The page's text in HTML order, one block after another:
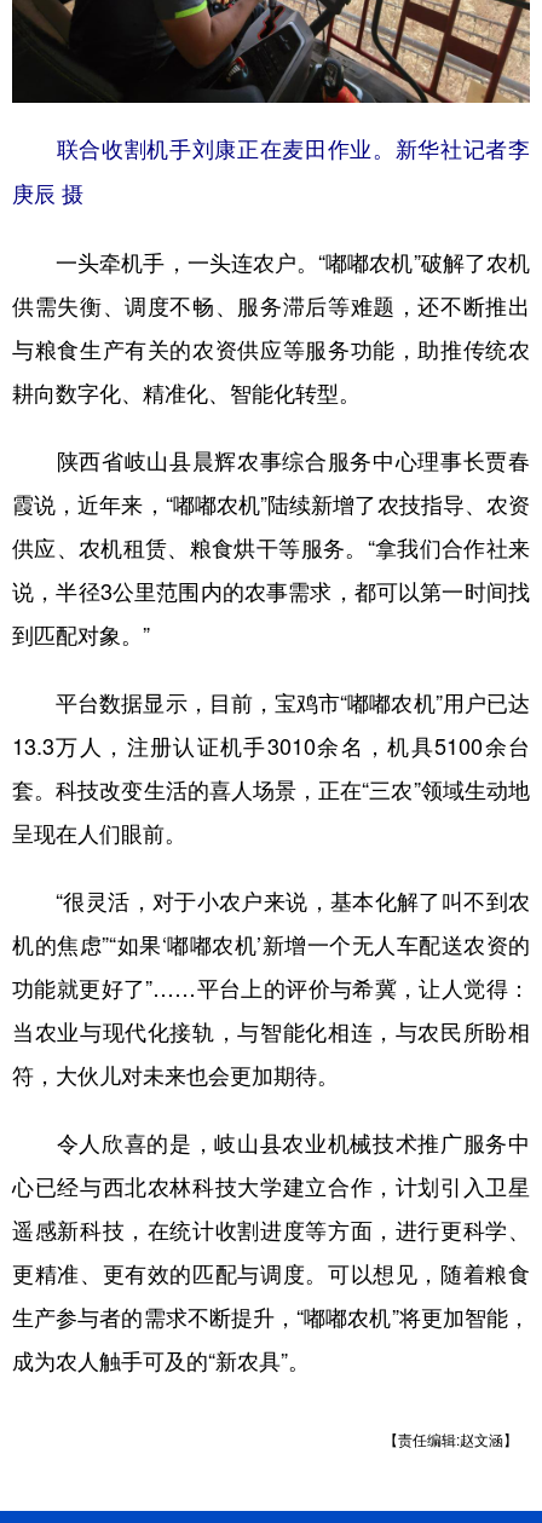
联合收割机手刘康正在麦田作业。新华社记者李
庚辰 摄
一头牵机手，一头连农户。“嘟嘟农机”破解了农机
供需失衡、调度不畅、服务滞后等难题，还不断推出
与粮食生产有关的农资供应等服务功能，助推传统农
耕向数字化、精准化、智能化转型。
陕西省岐山县晨辉农事综合服务中心理事长贾春
霞说，近年来，“嘟嘟农机”陆续新增了农技指导、农资
供应、农机租赁、粮食烘干等服务。“拿我们合作社来
说，半径3公里范围内的农事需求，都可以第一时间找
到匹配对象。”
平台数据显示，目前，宝鸡市“嘟嘟农机”用户已达
13.3万人，注册认证机手3010余名，机具5100余台
套。科技改变生活的喜人场景，正在“三农”领域生动地
呈现在人们眼前。
“很灵活，对于小农户来说，基本化解了叫不到农
机的焦虑”“如果‘嘟嘟农机’新增一个无人车配送农资的
功能就更好了”……平台上的评价与希冀，让人觉得：
当农业与现代化接轨，与智能化相连，与农民所盼相
符，大伙儿对未来也会更加期待。
令人欣喜的是，岐山县农业机械技术推广服务中
心已经与西北农林科技大学建立合作，计划引入卫星
遥感新科技，在统计收割进度等方面，进行更科学、
更精准、更有效的匹配与调度。可以想见，随着粮食
生产参与者的需求不断提升，“嘟嘟农机”将更加智能，
成为农人触手可及的“新农具”。
【责任编辑:赵文涵】